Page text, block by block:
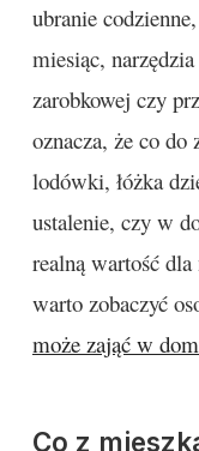
ubranie
miesiąc,
zarobkowej czy
oznacza, że co do
lodówki, łóżka
ustalenie, czy w
realną wartość
warto zobaczyć
może zająć w
Co z